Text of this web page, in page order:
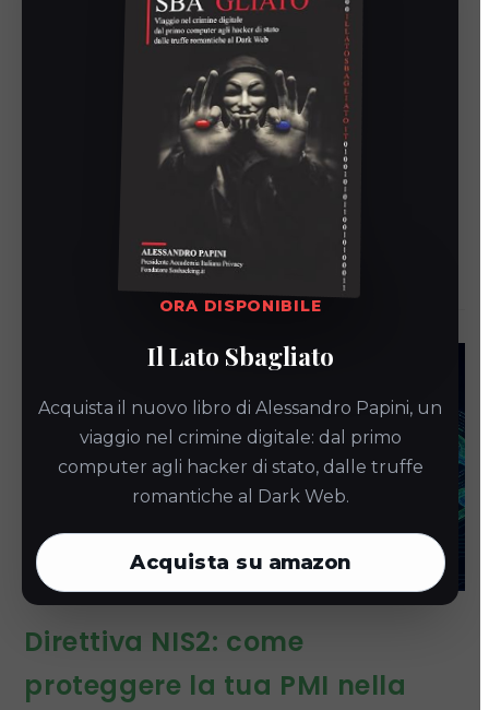
ORA DISPONIBILE
Il Lato Sbagliato
Acquista il nuovo libro di Alessandro Papini, un
viaggio nel crimine digitale: dal primo
computer agli hacker di stato, dalle truffe
romantiche al Dark Web.
Acquista su amazon
rientra tra i soggetti NIS2 (e
perché non puoi più ignorarlo)
Alessandro Papini 5 Febbraio 2026
Verifica se la tua azienda rientra nei soggetti NIS2 e
Continua A Leggere
Direttiva NIS2: come
proteggere la tua PMI nella